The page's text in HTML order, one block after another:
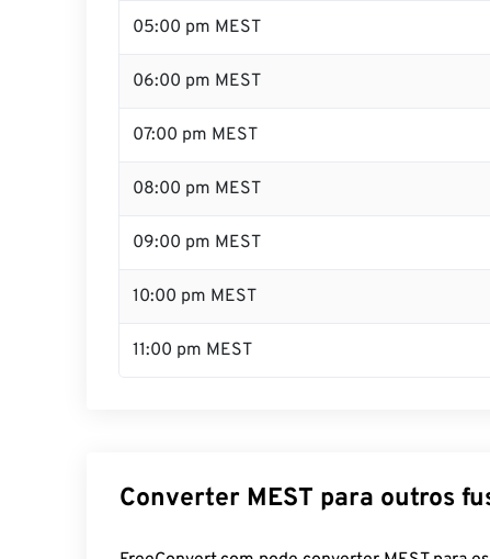
05:00 pm MEST
06:00 pm MEST
07:00 pm MEST
08:00 pm MEST
09:00 pm MEST
10:00 pm MEST
11:00 pm MEST
Converter MEST para outros